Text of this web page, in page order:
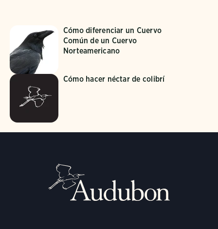
Cómo diferenciar un Cuervo
Común de un Cuervo
Norteamericano
Cómo hacer néctar de colibrí